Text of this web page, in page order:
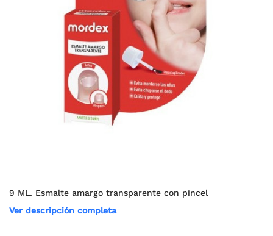
9 ML. Esmalte amargo transparente con pincel
Ver descripción completa